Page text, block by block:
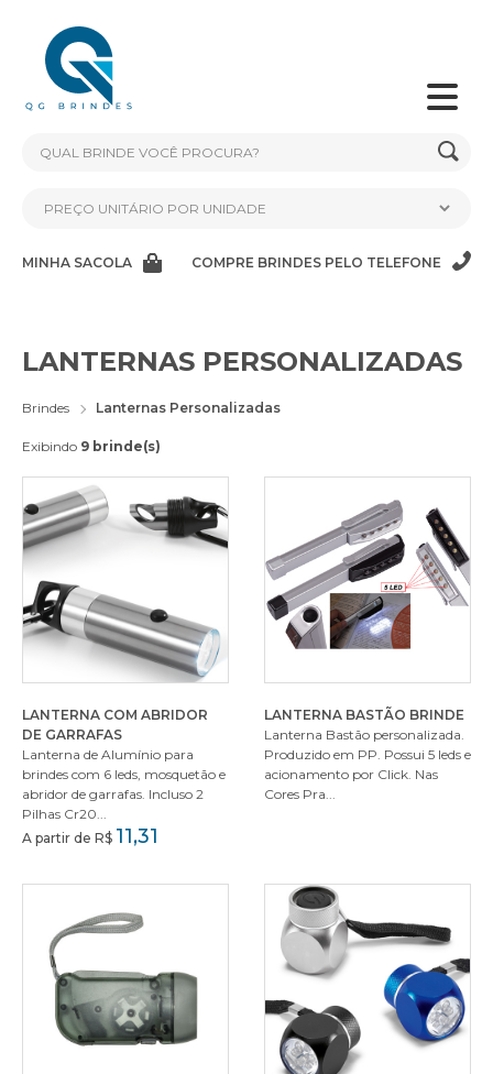
MINHA SACOLA COMPRE BRINDES PELO TELEFONE
LANTERNAS PERSONALIZADAS
Brindes Lanternas Personalizadas
Exibindo 9 brinde(s)
LANTERNA COM ABRIDOR
DE GARRAFAS
Lanterna de Alumínio para
brindes com 6 leds, mosquetão e
abridor de garrafas. Incluso 2
Pilhas Cr20...
A partir de R$ 11,31
LANTERNA BASTÃO BRINDE
Lanterna Bastão personalizada.
Produzido em PP. Possui 5 leds e
acionamento por Click. Nas
Cores Pra...